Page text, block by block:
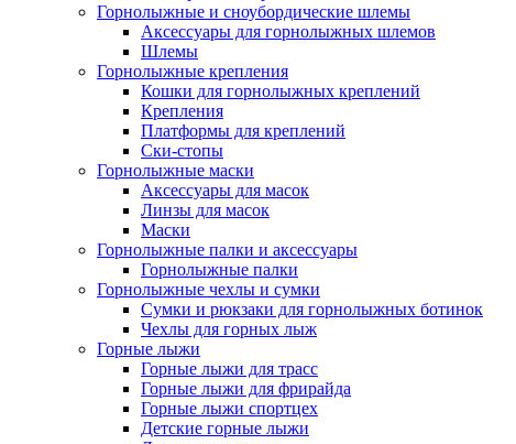
Горнолыжные и сноубордические шлемы
Аксессуары для горнолыжных шлемов
Шлемы
Горнолыжные крепления
Кошки для горнолыжных креплений
Крепления
Платформы для креплений
Ски-стопы
Горнолыжные маски
Аксессуары для масок
Линзы для масок
Маски
Горнолыжные палки и аксессуары
Горнолыжные палки
Горнолыжные чехлы и сумки
Сумки и рюкзаки для горнолыжных ботинок
Чехлы для горных лыж
Горные лыжи
Горные лыжи для трасс
Горные лыжи для фрирайда
Горные лыжи спортцех
Детские горные лыжи